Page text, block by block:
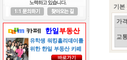
기본
가격
교통